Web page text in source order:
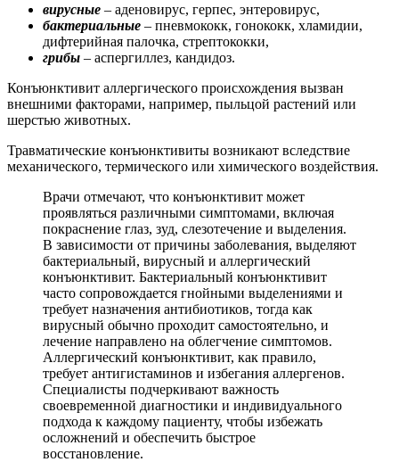
вирусные – аденовирус, герпес, энтеровирус,
бактериальные – пневмококк, гонококк, хламидии,
дифтерийная палочка, стрептококки,
грибы – аспергиллез, кандидоз.
Конъюнктивит аллергического происхождения вызван
внешними факторами, например, пыльцой растений или
шерстью животных.
Травматические конъюнктивиты возникают вследствие
механического, термического или химического воздействия.
Врачи отмечают, что конъюнктивит может
проявляться различными симптомами, включая
покраснение глаз, зуд, слезотечение и выделения.
В зависимости от причины заболевания, выделяют
бактериальный, вирусный и аллергический
конъюнктивит. Бактериальный конъюнктивит
часто сопровождается гнойными выделениями и
требует назначения антибиотиков, тогда как
вирусный обычно проходит самостоятельно, и
лечение направлено на облегчение симптомов.
Аллергический конъюнктивит, как правило,
требует антигистаминов и избегания аллергенов.
Специалисты подчеркивают важность
своевременной диагностики и индивидуального
подхода к каждому пациенту, чтобы избежать
осложнений и обеспечить быстрое
восстановление.